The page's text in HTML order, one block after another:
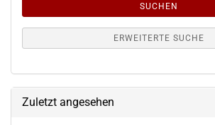
SUCHEN
ERWEITERTE SUCHE
Zuletzt angesehen